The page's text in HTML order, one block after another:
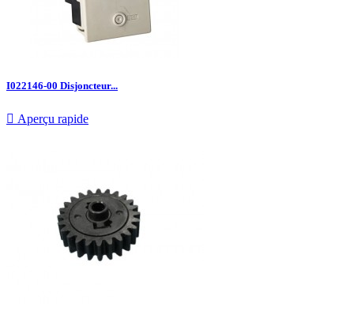
I022146-00 Disjoncteur...
 Aperçu rapide